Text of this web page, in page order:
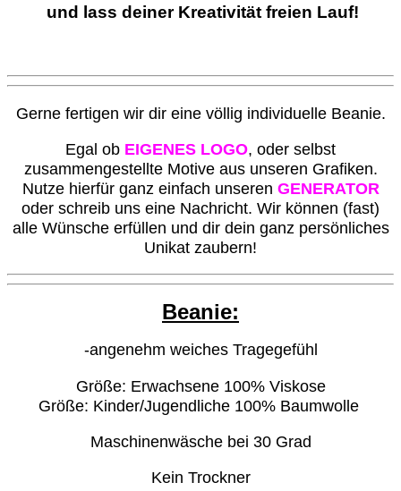
und lass deiner Kreativität freien Lauf!
Gerne fertigen wir dir eine völlig individuelle Beanie.
Egal ob EIGENES LOGO, oder selbst
zusammengestellte Motive aus unseren Grafiken.
Nutze hierfür ganz einfach unseren GENERATOR
oder schreib uns eine Nachricht. Wir können (fast)
alle Wünsche erfüllen und dir dein ganz persönliches
Unikat zaubern!
Beanie:
-angenehm weiches Tragegefühl
Größe: Erwachsene 100% Viskose
Größe: Kinder/Jugendliche 100% Baumwolle
Maschinenwäsche bei 30 Grad
Kein Trockner